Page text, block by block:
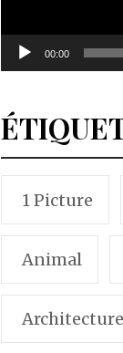
00:00
1 Picture
Animal